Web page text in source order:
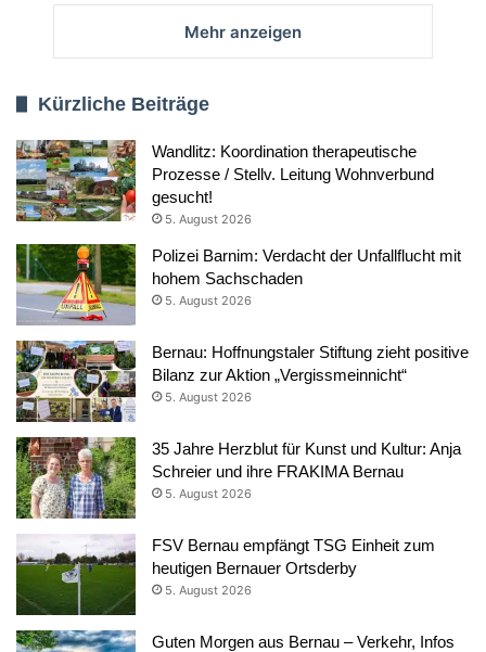
Mehr anzeigen
Kürzliche Beiträge
Wandlitz: Koordination therapeutische
Prozesse / Stellv. Leitung Wohnverbund
gesucht!
5. August 2026
Polizei Barnim: Verdacht der Unfallflucht mit
hohem Sachschaden
5. August 2026
Bernau: Hoffnungstaler Stiftung zieht positive
Bilanz zur Aktion „Vergissmeinnicht“
5. August 2026
35 Jahre Herzblut für Kunst und Kultur: Anja
Schreier und ihre FRAKIMA Bernau
5. August 2026
FSV Bernau empfängt TSG Einheit zum
heutigen Bernauer Ortsderby
5. August 2026
Guten Morgen aus Bernau – Verkehr, Infos